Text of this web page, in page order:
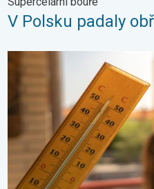
V Polsku padaly
Meteorologické okénko: